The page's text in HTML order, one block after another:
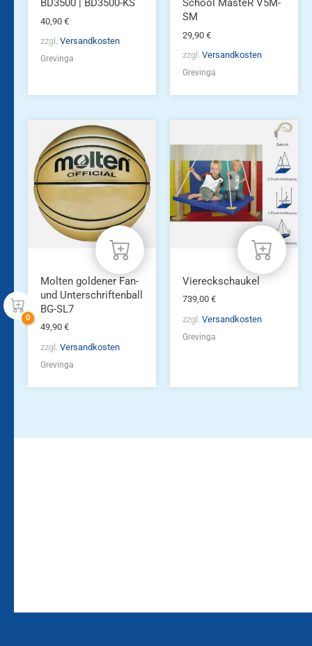
BD3500 | BD3500-KS
40,90 €
zzgl. Versandkosten
Grevinga
School MasteR V5M-
SM
29,90 €
zzgl. Versandkosten
Grevinga
Molten goldener Fan-
und Unterschriftenball
BG-SL7
49,90 €
zzgl. Versandkosten
Grevinga
Viereckschaukel
739,00 €
zzgl. Versandkosten
Grevinga